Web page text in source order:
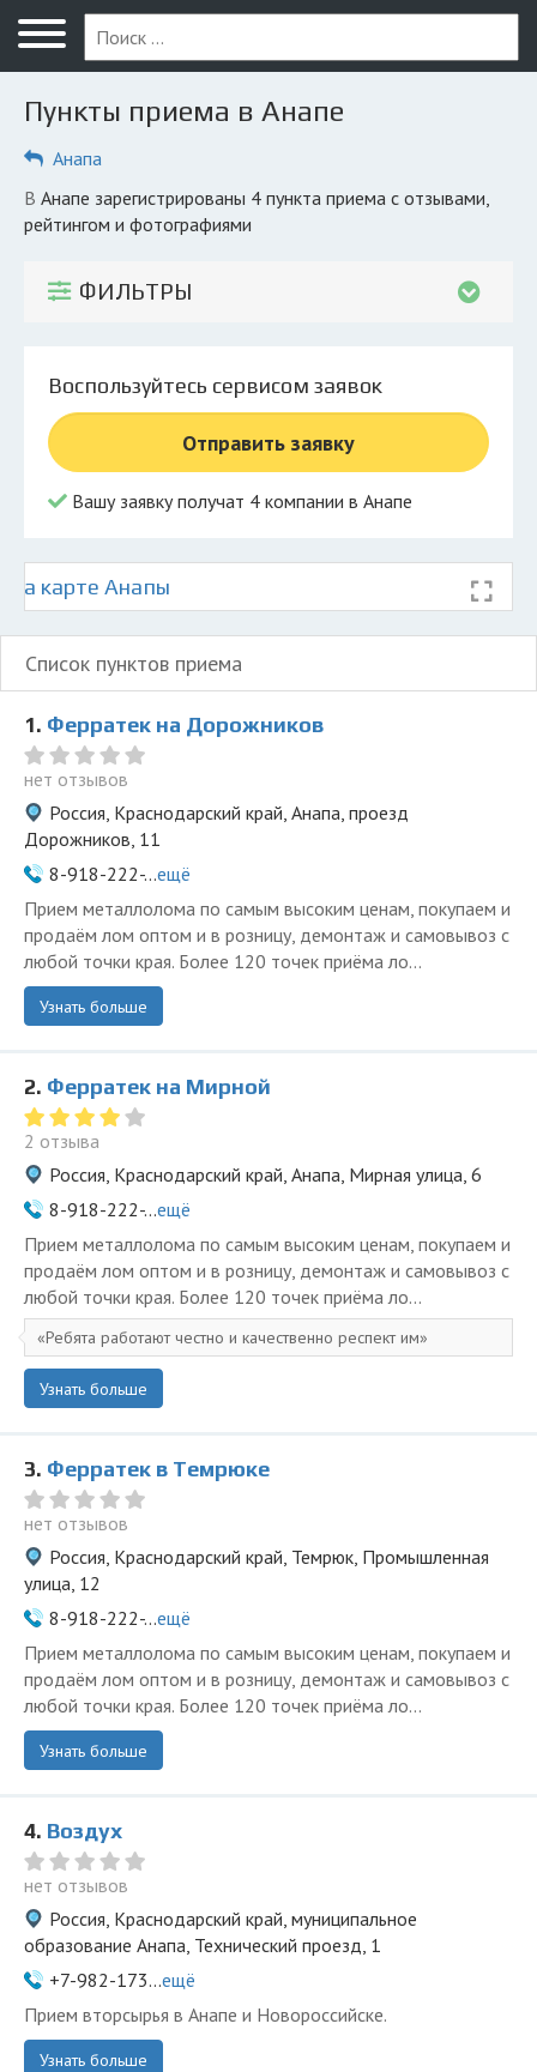
Меню
Главная
Вопрос юристу
ПОЛЬЗОВАТЕЛЯМ
Экоблог
Личный кабинет
© 2026 Все права защищены
Пункты приема в Анапе
Анапа
в Анапе зарегистрированы 4 пункта приема с отзывами,
рейтингом и фотографиями
ФИЛЬТРЫ
Воспользуйтесь сервисом заявок
Отправить заявку
Вашу заявку получат 4 компании в Анапе
карте Анапы
Список пунктов приема
1. Ферратек на Дорожников
нет отзывов
Россия, Краснодарский край, Анапа, проезд
Дорожников, 11
8-918-222-...ещё
Прием металлолома по самым высоким ценам, покупаем и
продаём лом оптом и в розницу, демонтаж и самовывоз с
любой точки края. Более 120 точек приёма ло...
Узнать больше
2. Ферратек на Мирной
2 отзыва
Россия, Краснодарский край, Анапа, Мирная улица, 6
8-918-222-...ещё
Прием металлолома по самым высоким ценам, покупаем и
продаём лом оптом и в розницу, демонтаж и самовывоз с
любой точки края. Более 120 точек приёма ло...
Ребята работают честно и качественно респект им
Узнать больше
3. Ферратек в Темрюке
нет отзывов
Россия, Краснодарский край, Темрюк, Промышленная
улица, 12
8-918-222-...ещё
Прием металлолома по самым высоким ценам, покупаем и
продаём лом оптом и в розницу, демонтаж и самовывоз с
любой точки края. Более 120 точек приёма ло...
Узнать больше
4. Воздух
нет отзывов
Россия, Краснодарский край, муниципальное
образование Анапа, Технический проезд, 1
+7-982-173...ещё
Прием вторсырья в Анапе и Новороссийске.
Узнать больше